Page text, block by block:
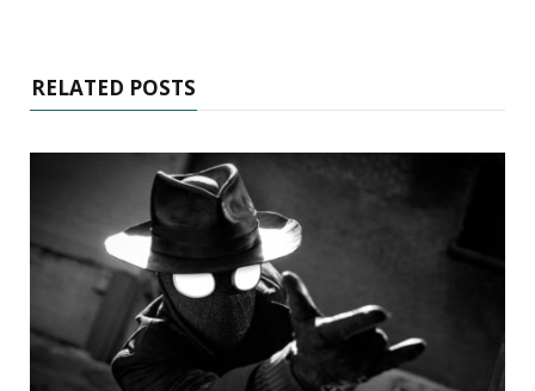
RELATED POSTS